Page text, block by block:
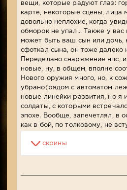
вещи, которые радуют глаз:
карте, некоторые сцены, лица
довольно неплохие, когда
обморок не упал... Также у вас
может быть ваш сын или дочь,
сфоткал сына, он тоже далеко
Переделано снаряжение нпс,
новые, ну, в общем, вполне
Нового оружия много, но, к
убрано(рядом с автоматом
новые линейки развития, но я
солдаты, с которыми
эпохе. Вообще, запечетлял, в
как в бой, по толковому, не
скрины